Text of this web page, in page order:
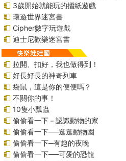
3歲開始就能玩的摺紙遊戲
環遊世界迷宮書
Cipher數字玩遊戲
迪士尼歡樂迷宮書
拉開、扣好，我也做得到！
好長好長的神奇列車
袋鼠，這是你的便便嗎？
不關你的事！
10隻小瓢蟲
偷偷看一下－認識動物的家
偷偷看一下──逛逛動物園
偷偷看一下─有趣的夜晚
偷偷看一下──可愛的恐龍